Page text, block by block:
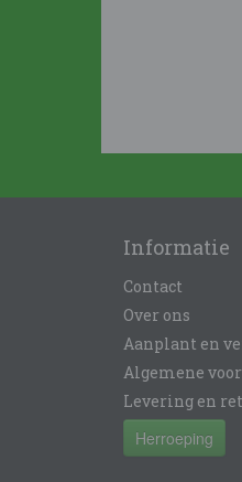
Informatie
Contact
Over ons
Aanplant en
Algemene
Levering en
Herroeping